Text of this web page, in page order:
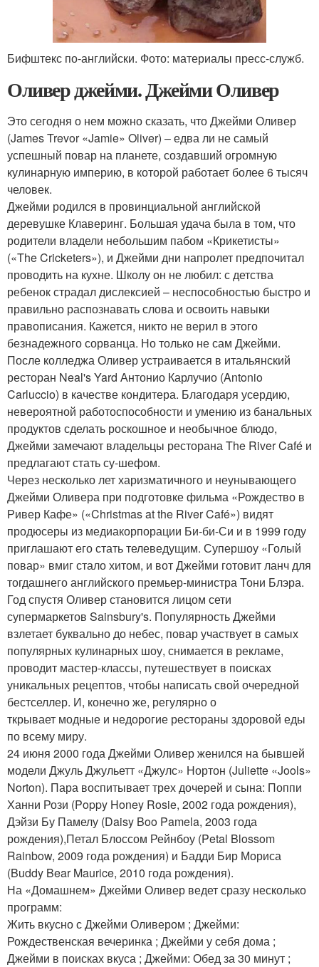
Бифштекс по-английски. Фото: материалы пресс-служб.
Оливер джейми. Джейми Оливер
Это сегодня о нем можно сказать, что Джейми Оливер
(James Trevor «Jamie» Oliver) – едва ли не самый
успешный повар на планете, создавший огромную
кулинарную империю, в которой работает более 6 тысяч
человек.
Джейми родился в провинциальной английской
деревушке Клаверинг. Большая удача была в том, что
родители владели небольшим пабом «Крикетисты»
(«The Cricketers»), и Джейми дни напролет предпочитал
проводить на кухне. Школу он не любил: с детства
ребенок страдал дислексией – неспособностью быстро и
правильно распознавать слова и освоить навыки
правописания. Кажется, никто не верил в этого
безнадежного сорванца. Но только не сам Джейми.
После колледжа Оливер устраивается в итальянский
ресторан Neal's Yard Антонио Карлучио (Antonio
Carluccio) в качестве кондитера. Благодаря усердию,
невероятной работоспособности и умению из банальных
продуктов сделать роскошное и необычное блюдо,
Джейми замечают владельцы ресторана The River Café и
предлагают стать су-шефом.
Через несколько лет харизматичного и неунывающего
Джейми Оливера при подготовке фильма «Рождество в
Ривер Кафе» («Christmas at the River Café») видят
продюсеры из медиакорпорации Би-би-Си и в 1999 году
приглашают его стать телеведущим. Супершоу «Голый
повар» вмиг стало хитом, и вот Джейми готовит ланч для
тогдашнего английского премьер-министра Тони Блэра.
Год спустя Оливер становится лицом сети
супермаркетов Sainsbury's. Популярность Джейми
взлетает буквально до небес, повар участвует в самых
популярных кулинарных шоу, снимается в рекламе,
проводит мастер-классы, путешествует в поисках
уникальных рецептов, чтобы написать свой очередной
бестселлер. И, конечно же, регулярно о
ткрывает модные и недорогие рестораны здоровой еды
по всему миру.
24 июня 2000 года Джейми Оливер женился на бывшей
модели Джуль Джульетт «Джулс» Нортон (Juliette «Jools»
Norton). Пара воспитывает трех дочерей и сына: Поппи
Ханни Рози (Poppy Honey Rosie, 2002 года рождения),
Дэйзи Бу Памелу (Daisy Boo Pamela, 2003 года
рождения),Петал Блоссом Рейнбоу (Petal Blossom
Rainbow, 2009 года рождения) и Бадди Бир Мориса
(Buddy Bear Maurice, 2010 года рождения).
На «Домашнем» Джейми Оливер ведет сразу несколько
программ:
Жить вкусно с Джейми Оливером ; Джейми:
Рождественская вечеринка ; Джейми у себя дома ;
Джейми в поисках вкуса ; Джейми: Обед за 30 минут ;